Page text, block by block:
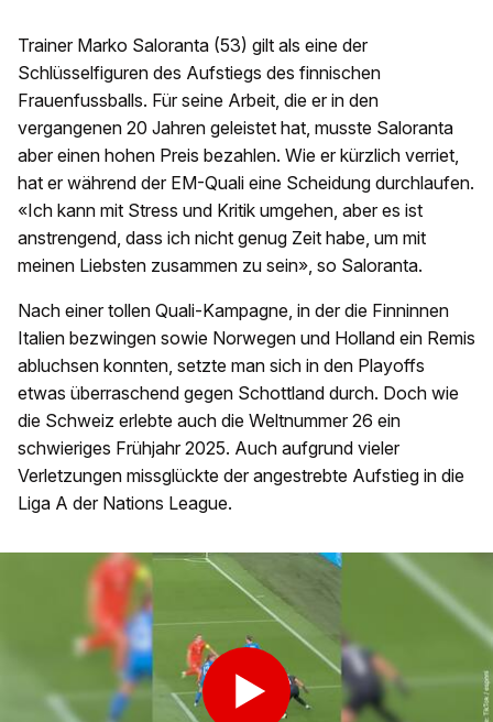
Trainer Marko Saloranta (53) gilt als eine der
Schlüsselfiguren des Aufstiegs des finnischen
Frauenfussballs. Für seine Arbeit, die er in den
vergangenen 20 Jahren geleistet hat, musste Saloranta
aber einen hohen Preis bezahlen. Wie er kürzlich verriet,
hat er während der EM-Quali eine Scheidung durchlaufen.
«Ich kann mit Stress und Kritik umgehen, aber es ist
anstrengend, dass ich nicht genug Zeit habe, um mit
meinen Liebsten zusammen zu sein», so Saloranta.
Nach einer tollen Quali-Kampagne, in der die Finninnen
Italien bezwingen sowie Norwegen und Holland ein Remis
abluchsen konnten, setzte man sich in den Playoffs
etwas überraschend gegen Schottland durch. Doch wie
die Schweiz erlebte auch die Weltnummer 26 ein
schwieriges Frühjahr 2025. Auch aufgrund vieler
Verletzungen missglückte der angestrebte Aufstieg in die
Liga A der Nations League.